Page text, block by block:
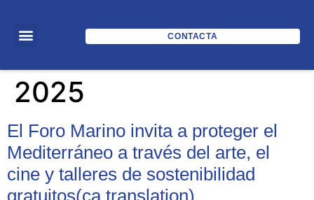
CONTACTA
2025
El Foro Marino invita a proteger el
Mediterráneo a través del arte, el
cine y talleres de sostenibilidad
gratuitos(ca translation)